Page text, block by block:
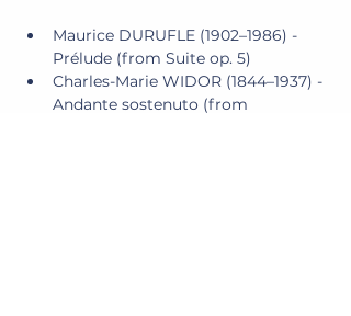
Maurice DURUFLE (1902–1986) -
Prélude (from Suite op. 5)
Charles-Marie WIDOR (1844–1937) -
Andante sostenuto (from